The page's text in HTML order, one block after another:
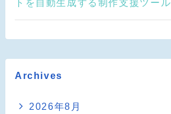
トを自動生成する制作支援ツール
Archives
2026年8月